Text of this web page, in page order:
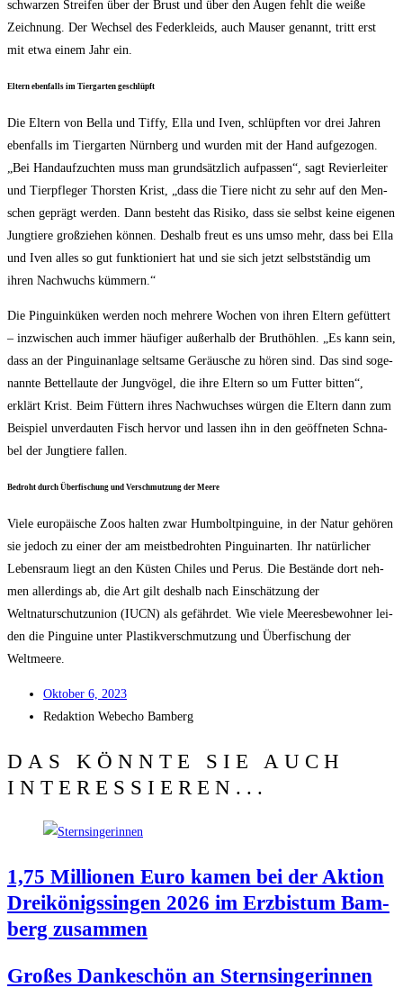
schwar­zen Strei­fen über der Brust und über den Augen fehlt die wei­ße
Zeich­nung. Der Wech­sel des Feder­kleids, auch Mau­ser genannt, tritt erst
mit etwa einem Jahr ein.
Eltern eben­falls im Tier­gar­ten geschlüpft
Die Eltern von Bel­la und Tiffy, Ella und Iven, schlüpf­ten vor drei Jah­ren
eben­falls im Tier­gar­ten Nürn­berg und wur­den mit der Hand auf­ge­zo­gen.
„Bei Hand­auf­zuch­ten muss man grund­sätz­lich auf­pas­sen“, sagt Revier­lei­ter
und Tier­pfle­ger Thors­ten Krist, „dass die Tie­re nicht zu sehr auf den Men­
schen geprägt wer­den. Dann besteht das Risi­ko, dass sie selbst kei­ne eige­nen
Jung­tie­re groß­zie­hen kön­nen. Des­halb freut es uns umso mehr, dass bei Ella
und Iven alles so gut funk­tio­niert hat und sie sich jetzt selbst­stän­dig um
ihren Nach­wuchs kümmern.“
Die Pin­guin­kü­ken wer­den noch meh­re­re Wochen von ihren Eltern gefüt­tert
– inzwi­schen auch immer häu­fi­ger außer­halb der Brut­höh­len. „Es kann sein,
dass an der Pin­guin­an­la­ge selt­sa­me Geräu­sche zu hören sind. Das sind soge­
nann­te Bet­tel­lau­te der Jung­vö­gel, die ihre Eltern so um Fut­ter bit­ten“,
erklärt Krist. Beim Füt­tern ihres Nach­wuch­ses wür­gen die Eltern dann zum
Bei­spiel unver­dau­ten Fisch her­vor und las­sen ihn in den geöff­ne­ten Schna­
bel der Jung­tie­re fallen.
Bedroht durch Über­fi­schung und Ver­schmut­zung der Meere
Vie­le euro­päi­sche Zoos hal­ten zwar Hum­bolt­pin­gui­ne, in der Natur gehö­ren
sie jedoch zu einer der am meist­be­droh­ten Pin­guin­ar­ten. Ihr natür­li­cher
Lebens­raum liegt an den Küs­ten Chi­les und Perus. Die Bestän­de dort neh­
men aller­dings ab, die Art gilt des­halb nach Ein­schät­zung der
Welt­na­tur­schutz­uni­on (IUCN) als gefähr­det. Wie vie­le Mee­res­be­woh­ner lei­
den die Pin­gui­ne unter Plas­tik­ver­schmut­zung und Über­fi­schung der
Weltmeere.
Okto­ber 6, 2023
Redak­ti­on Web­echo Bamberg
DAS KÖNNTE SIE AUCH
INTERESSIEREN...
1,75 Mil­lio­nen Euro kamen bei der Akti­on
Drei­kö­nigs­sin­gen 2026 im Erz­bis­tum Bam­
berg zusammen
Gro­ßes Dan­ke­schön an Stern­sin­ge­rin­nen